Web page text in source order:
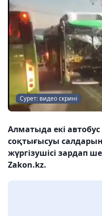
Сурет: видео скрині
Алматыда екі автобус
соқтығысуы
жүргізушісі зардап
Zakon.kz.